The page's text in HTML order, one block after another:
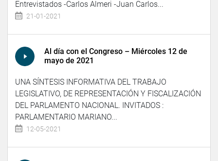
Entrevistados -Carlos Almeri -Juan Carlos...
21-01-2021
Al día con el Congreso – Miércoles 12 de
mayo de 2021
UNA SÍNTESIS INFORMATIVA DEL TRABAJO
LEGISLATIVO, DE REPRESENTACIÓN Y FISCALIZACIÓN
DEL PARLAMENTO NACIONAL. INVITADOS :
PARLAMENTARIO MARIANO...
12-05-2021